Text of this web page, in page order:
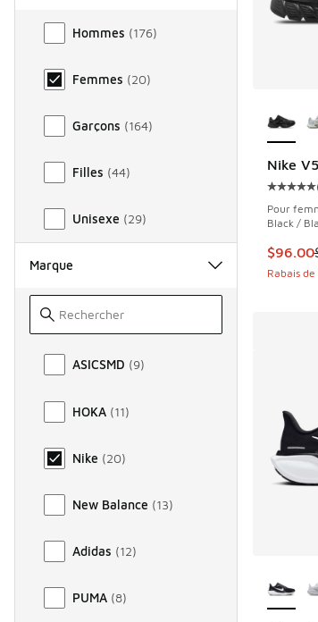
Sexe
Hommes (176)
Femmes (20)
Garçons (164)
Filles (44)
Unisexe (29)
Marque
Marque
ASICSMD (9)
HOKA (11)
Nike (20)
New Balance (13)
Adidas (12)
PUMA (8)
Nike
Cote
Pour
Black /
Cet
$96.00
Rabais de